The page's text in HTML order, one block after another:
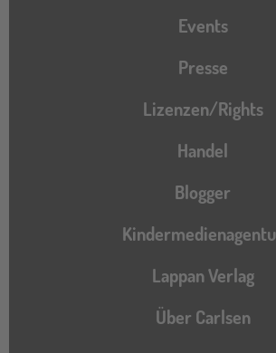
Events
Presse
Lizenzen/Rights
Handel
Blogger
Lappan Verlag
Über Carlsen